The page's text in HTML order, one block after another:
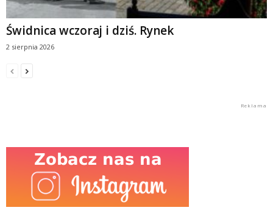
Świdnica wczoraj i dziś. Rynek
2 sierpnia 2026